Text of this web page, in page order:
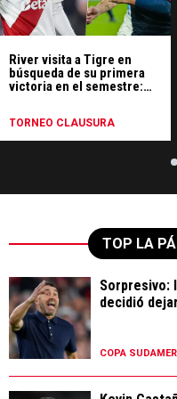
River visita a Tigre en
búsqueda de su primera
victoria en el semestre:
TORNEO CLAUSURA
TOP LA
Sorpresivo:
decidió
COPA